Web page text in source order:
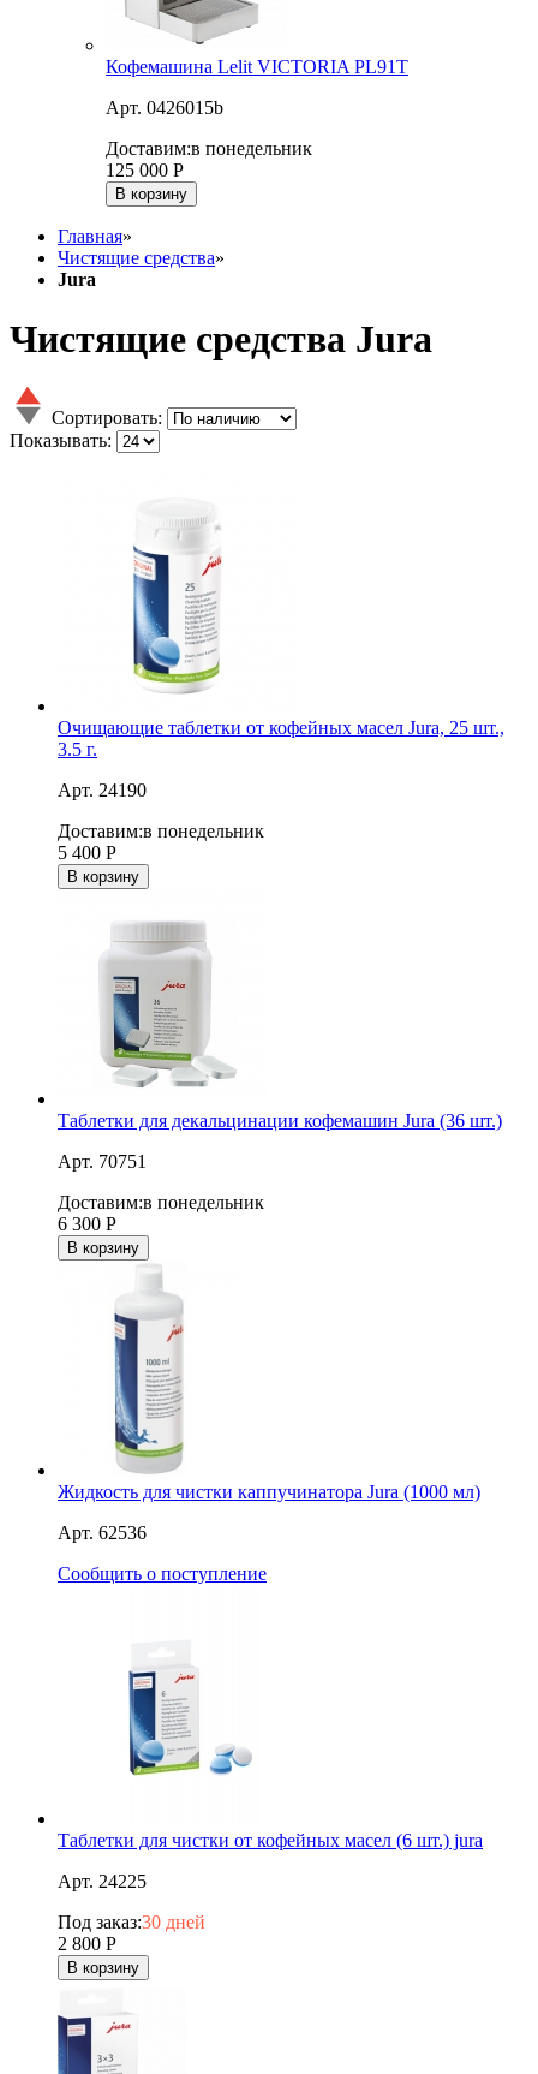
Кофемашина Lelit VICTORIA PL91T
Арт. 0426015b
Доставим:в понедельник
125 000 Р
В корзину
Главная»
Чистящие средства»
Jura
Чистящие средства Jura
Сортировать:
Показывать:
Очищающие таблетки от кофейных масел Jura, 25 шт.,
3.5 г.
Арт. 24190
Доставим:в понедельник
5 400 Р
В корзину
Таблетки для декальцинации кофемашин Jura (36 шт.)
Арт. 70751
Доставим:в понедельник
6 300 Р
В корзину
Жидкость для чистки каппучинатора Jura (1000 мл)
Арт. 62536
Сообщить о поступление
Таблетки для чистки от кофейных масел (6 шт.) jura
Арт. 24225
Под заказ:30 дней
2 800 Р
В корзину